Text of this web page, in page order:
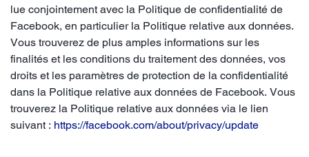
lue conjointement avec la Politique de confidentialité de
Facebook, en particulier la Politique relative aux données.
Vous trouverez de plus amples informations sur les
finalités et les conditions du traitement des données, vos
droits et les paramètres de protection de la confidentialité
dans la Politique relative aux données de Facebook. Vous
trouverez la Politique relative aux données via le lien
suivant : https://facebook.com/about/privacy/update